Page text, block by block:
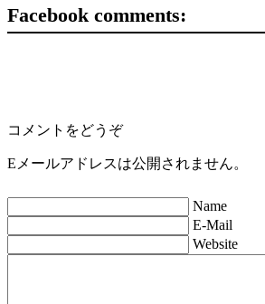
Facebook comments:
コメントをどうぞ
Eメールアドレスは公開されません。
Name
E-Mail
Website